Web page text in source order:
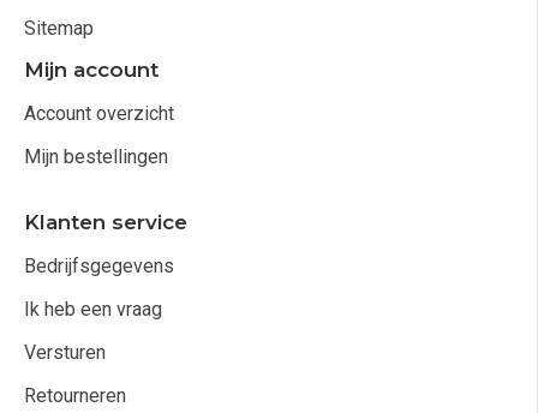
Sitemap
Mijn account
Account overzicht
Mijn bestellingen
Klanten service
Bedrijfsgegevens
Ik heb een vraag
Versturen
Retourneren